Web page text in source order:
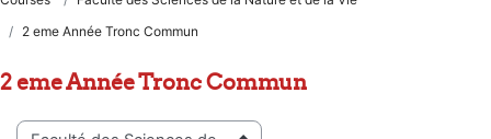
2 eme Année Tronc Commun
2 eme Année Tronc Commun